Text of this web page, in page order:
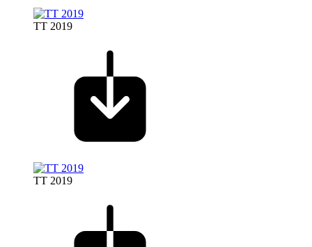
TT 2019
TT 2019